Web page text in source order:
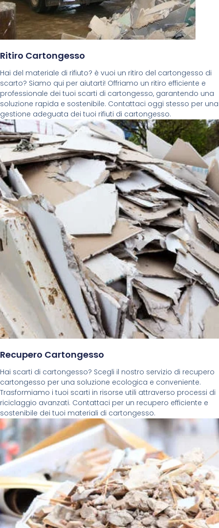
Ritiro Cartongesso
Hai del materiale di rifiuto? è vuoi un ritiro del cartongesso di
scarto? Siamo qui per aiutarti! Offriamo un ritiro efficiente e
professionale dei tuoi scarti di cartongesso, garantendo una
soluzione rapida e sostenibile. Contattaci oggi stesso per una
gestione adeguata dei tuoi rifiuti di cartongesso.
Recupero Cartongesso
Hai scarti di cartongesso? Scegli il nostro servizio di recupero
cartongesso per una soluzione ecologica e conveniente.
Trasformiamo i tuoi scarti in risorse utili attraverso processi di
riciclaggio avanzati. Contattaci per un recupero efficiente e
sostenibile dei tuoi materiali di cartongesso.